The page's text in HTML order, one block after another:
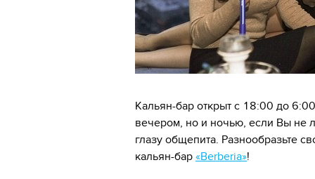
Кальян-бар открыт с 18:00 до
вечером, но и ночью, если Вы не
глазу общепита. Разнообразьте
кальян-бар «Berberia»!